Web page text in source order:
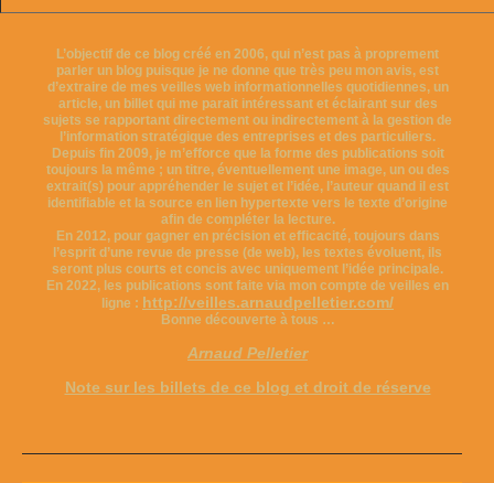
L’objectif de ce blog créé en 2006, qui n’est pas à proprement
parler un blog puisque je ne donne que très peu mon avis, est
d’extraire de mes veilles web informationnelles quotidiennes, un
article, un billet qui me parait intéressant et éclairant sur des
sujets se rapportant directement ou indirectement à la gestion de
l’information stratégique des entreprises et des particuliers.
Depuis fin 2009, je m’efforce que la forme des publications soit
toujours la même ; un titre, éventuellement une image, un ou des
extrait(s) pour appréhender le sujet et l’idée, l’auteur quand il est
identifiable et la source en lien hypertexte vers le texte d’origine
afin de compléter la lecture.
En 2012, pour gagner en précision et efficacité, toujours dans
l’esprit d’une revue de presse (de web), les textes évoluent, ils
seront plus courts et concis avec uniquement l’idée principale.
En 2022, les publications sont faite via mon compte de veilles en
ligne : http://veilles.arnaudpelletier.com/
Bonne découverte à tous …
Arnaud Pelletier
Note sur les billets de ce blog et droit de réserve